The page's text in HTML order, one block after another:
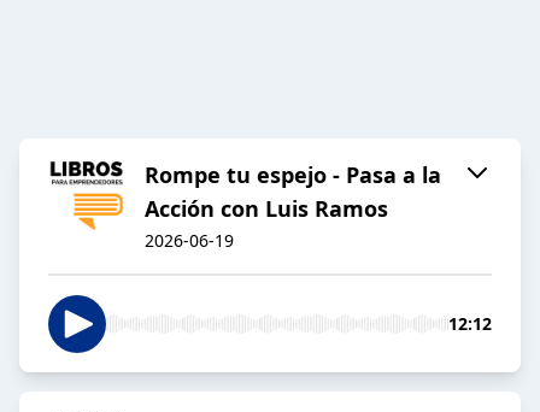
Rompe tu espejo - Pasa a la
Acción con Luis Ramos
2026-06-19
12:12